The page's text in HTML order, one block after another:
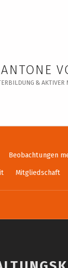
& AKTIVER
bei
Beobachtungen
Mitgliedschaft